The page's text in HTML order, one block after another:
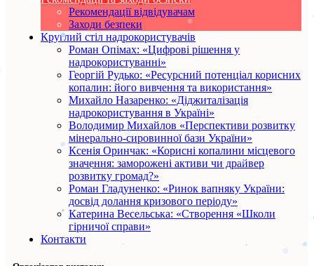
Рекомендації відвідувачам
Заходи безпеки
Круглий стіл надрокористувачів
Роман Опімах: «Цифрові рішення у
надрокористуванні»
Георгій Рудько: «Ресурсний потенціал корисних
копалин: його вивчення та використання»
Михайло Назаренко: «Діджиталізація
надрокористування в Україні»
Володимир Михайлов «Перспективи розвитку
мінерально-сировинної бази України»
Ксенія Оринчак: «Корисні копалини місцевого
значення: заморожені активи чи драйвер
розвитку громад?»
Роман Гладуненко: «Ринок вапняку України:
досвід долання кризового періоду»
Катерина Весельська: «Створення «Школи
гірничої справи»
Контакти